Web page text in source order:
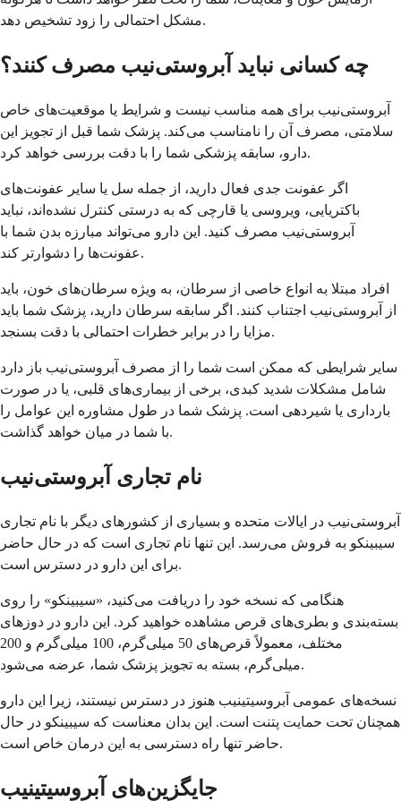
مشکل احتمالی را زود تشخیص دهد.
چه کسانی نباید آبروستی‌نیب مصرف کنند؟
آبروستی‌نیب برای همه مناسب نیست و شرایط یا موقعیت‌های خاص
سلامتی، مصرف آن را نامناسب می‌کند. پزشک شما قبل از تجویز این
دارو، سابقه پزشکی شما را با دقت بررسی خواهد کرد.
اگر عفونت جدی فعال دارید، از جمله سل یا سایر عفونت‌های
باکتریایی، ویروسی یا قارچی که به درستی کنترل نشده‌اند، نباید
آبروستی‌نیب مصرف کنید. این دارو می‌تواند مبارزه بدن شما با
عفونت‌ها را دشوارتر کند.
افراد مبتلا به انواع خاصی از سرطان، به ویژه سرطان‌های خون، باید
از آبروستی‌نیب اجتناب کنند. اگر سابقه سرطان دارید، پزشک شما باید
مزایا را در برابر خطرات احتمالی با دقت بسنجد.
سایر شرایطی که ممکن است شما را از مصرف آبروستی‌نیب باز دارد
شامل مشکلات شدید کبدی، برخی از بیماری‌های قلبی، یا در صورت
بارداری یا شیردهی است. پزشک شما در طول مشاوره این عوامل را
با شما در میان خواهد گذاشت.
نام تجاری آبروستی‌نیب
آبروستی‌نیب در ایالات متحده و بسیاری از کشورهای دیگر با نام تجاری
سیبینکو به فروش می‌رسد. این تنها نام تجاری است که در حال حاضر
برای این دارو در دسترس است.
هنگامی که نسخه خود را دریافت می‌کنید، «سیبینکو» را روی
بسته‌بندی و بطری‌های قرص مشاهده خواهید کرد. این دارو در دوزهای
مختلف، معمولاً قرص‌های 50 میلی‌گرم، 100 میلی‌گرم و 200
میلی‌گرم، بسته به تجویز پزشک شما، عرضه می‌شود.
نسخه‌های عمومی آبروسیتینیب هنوز در دسترس نیستند، زیرا این دارو
همچنان تحت حمایت پتنت است. این بدان معناست که سیبینکو در حال
حاضر تنها راه دسترسی به این درمان خاص است.
جایگزین‌های آبروسیتینیب